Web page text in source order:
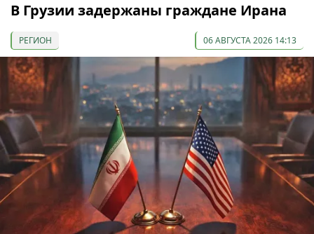
В Грузии задержаны граждане Ирана
РЕГИОН 06 АВГУСТА 2026 14:13